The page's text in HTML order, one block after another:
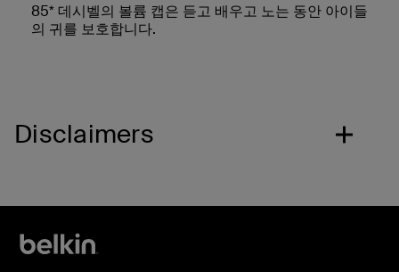
85* 데시벨의 볼륨 캡은 듣고 배우고 노는 동안 아이들
의 귀를 보호합니다.
Disclaimers